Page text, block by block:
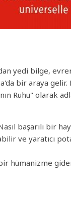
yedi bilge,
bir araya
Ruhu" olarak
başarılı bir
ve yaratıcı
hümanizme